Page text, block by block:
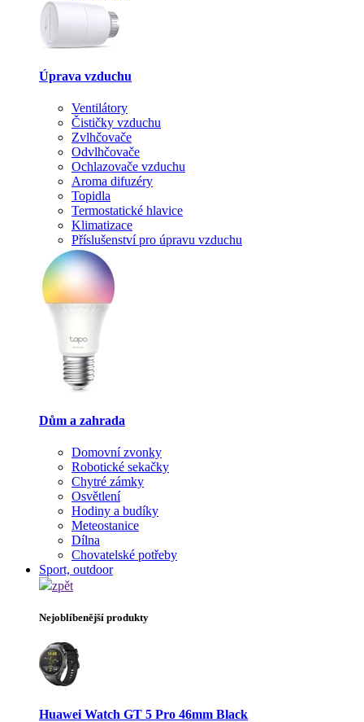
Úprava vzduchu
Ventilátory
Čističky vzduchu
Zvlhčovače
Odvlhčovače
Ochlazovače vzduchu
Aroma difuzéry
Topidla
Termostatické hlavice
Klimatizace
Příslušenství pro úpravu vzduchu
Dům a zahrada
Domovní zvonky
Robotické sekačky
Chytré zámky
Osvětlení
Hodiny a budíky
Meteostanice
Dílna
Chovatelské potřeby
Sport, outdoor
zpět
Nejoblíbenější produkty
Huawei Watch GT 5 Pro 46mm Black